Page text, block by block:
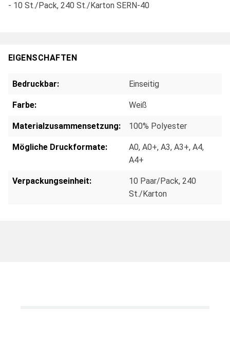
- 10 St./Pack, 240 St./Karton SERN-40
EIGENSCHAFTEN
Bedruckbar: Einseitig
Farbe: Weiß
Materialzusammensetzung: 100% Polyester
Mögliche Druckformate: A0, A0+, A3, A3+, A4,
A4+
Verpackungseinheit: 10 Paar/Pack, 240
St./Karton